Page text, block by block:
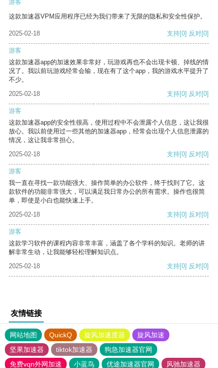
游客
这款加速器VPM应用程序已经为我们带来了无限的隐私和安全性保护。
2025-02-18 支持[0] 反对[0]
游客
这款加速器app的加速效果非常好，玩游戏再也不会出现卡顿、掉线的情
况了。我以前玩游戏经常会输，现在有了这个app，我的游戏水平提升了
不少。
2025-02-18
支持[0] 反对[0]
游客
这款加速器app的安全性很高，使用过程中不会泄露个人信息，这让我很
放心。我以前使用过一些其他的加速器app，经常会出现个人信息泄露的
情况，这让我非常担心。
2025-02-18
支持[0] 反对[0]
游客
我一直在寻找一款功能强大、操作简单的办公软件，终于找到了它。这
款软件的功能非常强大，可以满足我日常办公的所有需求。操作也很简
单，即使是小白也能快速上手。
2025-02-18
支持[0] 反对[0]
游客
这款学习软件的课程内容非常丰富，涵盖了各个学科的知识。老师的讲
解非常生动，让我能够轻松理解知识点。
2025-02-18
支持[0] 反对[0]
友情链接
网站地图 QuickQ 旋风加速度器
旋风加速
坚果加速器
tiktok加速器
狗急加速器官网
免费vqn外网加速
小蓝鸟 优途加速器官网 风驰加速器